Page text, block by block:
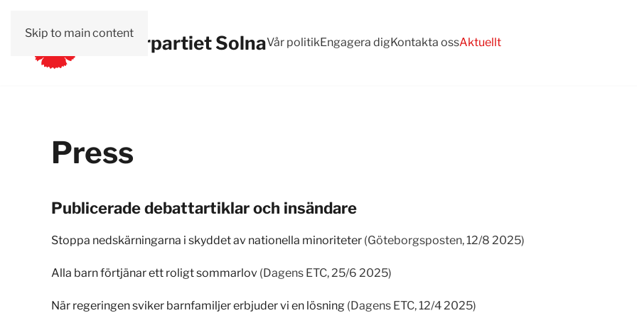
Skip to main contentVänsterpartiet SolnaVår politikEngagera digKontakta ossAktuellt
Press
Publicerade debattartiklar och insändare
Stoppa nedskärningarna i skyddet av nationella minoriteter (Göteborgsposten, 12/8 2025)
Alla barn förtjänar ett roligt sommarlov (Dagens ETC, 25/6 2025)
När regeringen sviker barnfamiljer erbjuder vi en lösning (Dagens ETC, 12/4 2025)